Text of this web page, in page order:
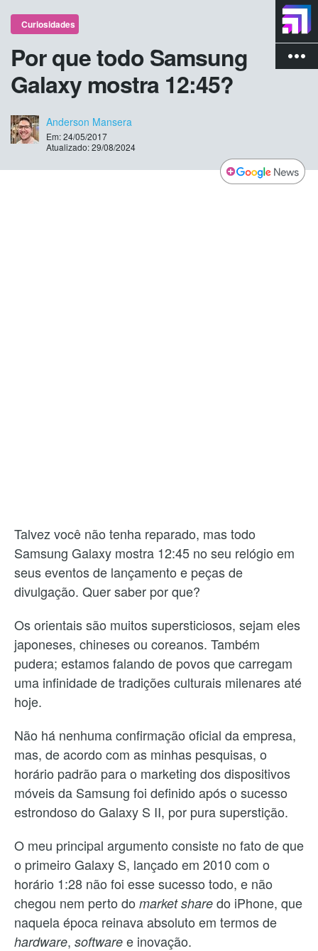
more_vert
Curiosidades
Por que todo Samsung
Galaxy mostra 12:45?
Anderson Mansera
Em: 24/05/2017
Atualizado: 29/08/2024
Talvez você não tenha reparado, mas todo
Samsung Galaxy mostra 12:45 no seu relógio em
seus eventos de lançamento e peças de
divulgação. Quer saber por que?
Os orientais são muitos supersticiosos, sejam eles
japoneses, chineses ou coreanos. Também
pudera; estamos falando de povos que carregam
uma infinidade de tradições culturais milenares até
hoje.
Não há nenhuma confirmação oficial da empresa,
mas, de acordo com as minhas pesquisas, o
horário padrão para o marketing dos dispositivos
móveis da Samsung foi definido após o sucesso
estrondoso do Galaxy S II, por pura superstição.
O meu principal argumento consiste no fato de que
o primeiro Galaxy S, lançado em 2010 com o
horário 1:28 não foi esse sucesso todo, e não
chegou nem perto do market share do iPhone, que
naquela época reinava absoluto em termos de
hardware, software e inovação.